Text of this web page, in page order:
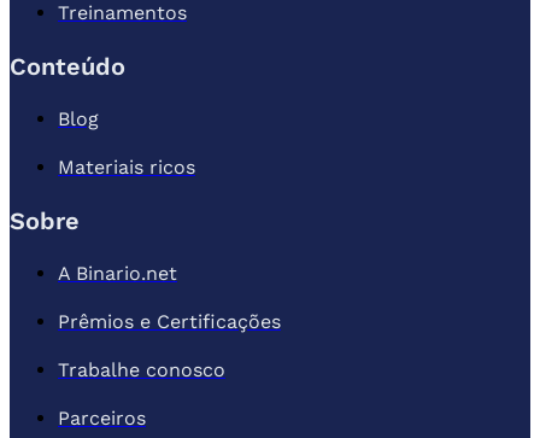
Treinamentos
Conteúdo
Blog
Materiais ricos
Sobre
A Binario.net
Prêmios e Certificações
Trabalhe conosco
Parceiros